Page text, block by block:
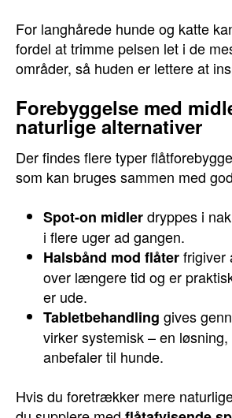
For langhårede hunde og katte
fordel at trimme pelsen let i de
områder, så huden er lettere at
Forebyggelse med
naturlige alternativer
Der findes flere typer
som kan bruges sammen med
Spot-on midlerdryppes i
i flere uger ad gangen.
Halsbånd mod flåterfrigiver
over længere tid og er
er ude.
Tabletbehandling gives
virker systemisk – en
anbefaler til hunde.
Hvis du foretrækker mere